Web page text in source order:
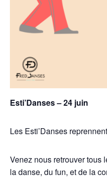
Esti’Danses – 24 juin
Les Esti’Danses reprennent
Venez nous retrouver tous
la danse, du fun, et de la